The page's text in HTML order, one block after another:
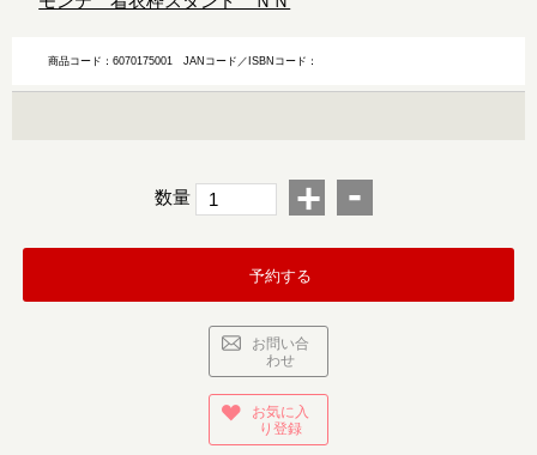
商品コード：6070175001JANコード／ISBNコード：
数量 + -
予約する
お問い合
わせ
お気に入
り登録